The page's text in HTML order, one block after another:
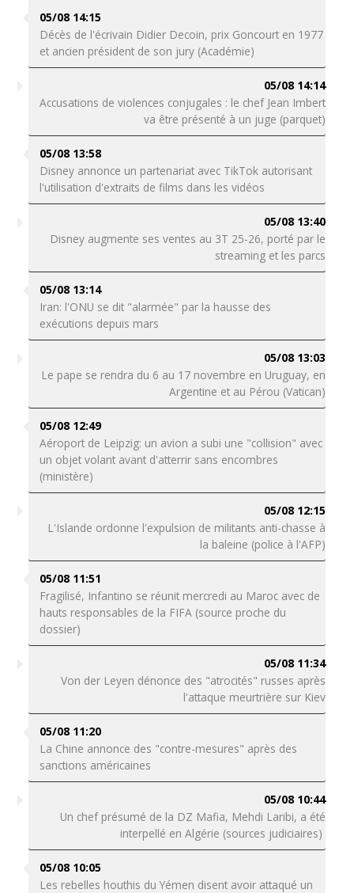
05/08 14:15
Décès de l'écrivain Didier Decoin, prix Goncourt en 1977
et ancien président de son jury (Académie)
05/08 14:14
Accusations de violences conjugales : le chef Jean Imbert
va être présenté à un juge (parquet)
05/08 13:58
Disney annonce un partenariat avec TikTok autorisant
l'utilisation d'extraits de films dans les vidéos
05/08 13:40
Disney augmente ses ventes au 3T 25-26, porté par le
streaming et les parcs
05/08 13:14
Iran: l'ONU se dit "alarmée" par la hausse des
exécutions depuis mars
05/08 13:03
Le pape se rendra du 6 au 17 novembre en Uruguay, en
Argentine et au Pérou (Vatican)
05/08 12:49
Aéroport de Leipzig: un avion a subi une "collision" avec
un objet volant avant d'atterrir sans encombres
(ministère)
05/08 12:15
L'Islande ordonne l'expulsion de militants anti-chasse à
la baleine (police à l'AFP)
05/08 11:51
Fragilisé, Infantino se réunit mercredi au Maroc avec de
hauts responsables de la FIFA (source proche du
dossier)
05/08 11:34
Von der Leyen dénonce des "atrocités" russes après
l'attaque meurtrière sur Kiev
05/08 11:20
La Chine annonce des "contre-mesures" après des
sanctions américaines
05/08 10:44
Un chef présumé de la DZ Mafia, Mehdi Laribi, a été
interpellé en Algérie (sources judiciaires)
05/08 10:05
Les rebelles houthis du Yémen disent avoir attaqué un